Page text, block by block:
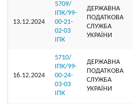
13.12.2024
5709/
ІПК/99-
00-21-
02-03
ІПК
ДЕРЖАВНА
ПОДАТКОВА
СЛУЖБА
УКРАЇНИ
16.12.2024
5710/
ІПК/99-
00-24-
03-03
ІПК
ДЕРЖАВНА
ПОДАТКОВА
СЛУЖБА
УКРАЇНИ